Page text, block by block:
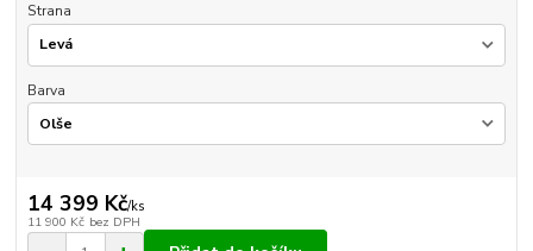
Strana
Barva
14 399 Kč/ks
11 900 Kč bez DPH